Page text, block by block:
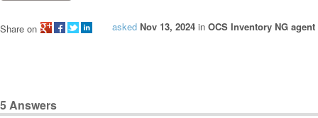
asked Nov 13, 2024 in OCS Inventory NG
Share on
5Answers